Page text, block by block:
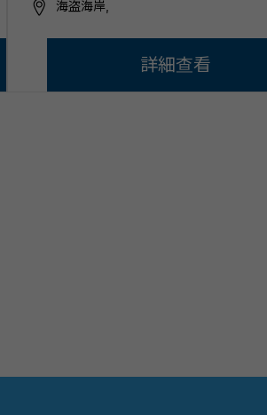
海盗海岸,
詳細查看